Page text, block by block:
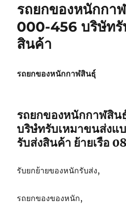
รถยกของหนักกา
000-456 บริษัทรั
สินค้า
รถยกของหนักกาฬสินธุ์
รถยกของหนักกาฬสิน
บริษํทรับเหมาขนส่งแ
รับส่งสินค้า ย้ายเรือ
รับยกย้ายของหนักรับส่ง,
รถยกของของหนัก,